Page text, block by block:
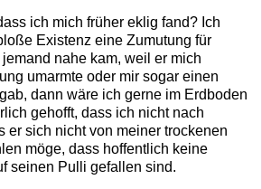
ich mich früher eklig fand? Ich
Existenz eine Zumutung für
nahe kam, weil er mich
umarmte oder mir sogar einen
dann wäre ich gerne im Erdboden
gehofft, dass ich nicht nach
er sich nicht von meiner trockenen
möge, dass hoffentlich keine
seinen Pulli gefallen sind.